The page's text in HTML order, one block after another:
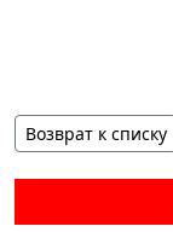
Возврат к списку